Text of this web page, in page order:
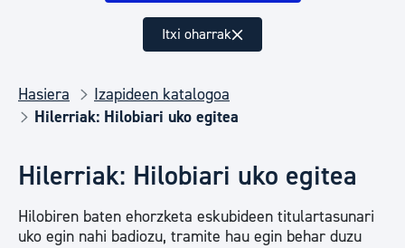
Itxi oharrak
Hasiera
Izapideen katalogoa
Hilerriak: Hilobiari uko egitea
Hilerriak: Hilobiari uko egitea
Hilobiren baten ehorzketa eskubideen titulartasunari
uko egin nahi badiozu, tramite hau egin behar duzu